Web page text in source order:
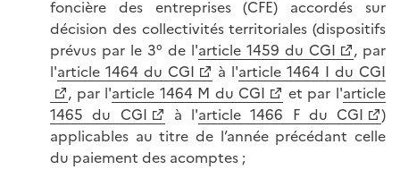
foncière des entreprises (CFE) accordés sur
décision des collectivités territoriales (dispositifs
prévus par le 3° de l'article 1459 du CGI
, par
l'article 1464 du CGI à l'article 1464 I du CGI
, par l'article 1464 M du CGI et par l'article
1465 du CGI
à l'article 1466 F du CGI
)
applicables au titre de l’année précédant celle
du paiement des acomptes ;